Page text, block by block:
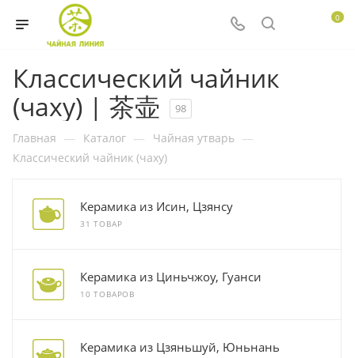
0
Классический чайник
(чаху) | 茶壶
98
Главная — Каталог — Чайная утварь —
Классический чайник (чаху)
Керамика из Исин, Цзянсу
31 ТОВАР
Керамика из Циньчжоу, Гуанси
10 ТОВАРОВ
Керамика из Цзяньшуй, Юньнань